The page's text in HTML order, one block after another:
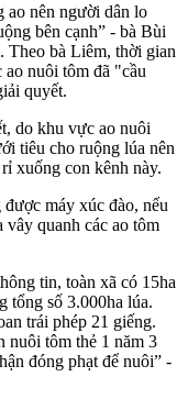
ao nên người dân lo
bên cạnh” - bà Bùi
Theo bà Liêm, thời gian
nuôi tôm đã "cầu
quyết.
do khu vực ao nuôi
tiêu cho ruộng lúa nên
xuống con kênh này.
máy xúc đào, nếu
quanh các ao tôm
tin, toàn xã có 15ha
tổng số 3.000ha lúa.
trái phép 21 giếng.
nuôi tôm thẻ 1 năm 3
đóng phạt để nuôi” -